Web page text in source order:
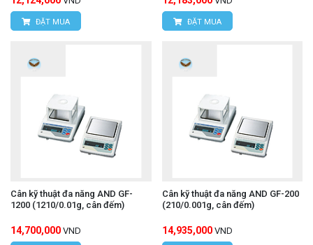
ĐẶT MUA ĐẶT MUA
Cân kỹ thuật đa năng AND GF-
1200 (1210/0.01g, cân đếm)
14,700,000 VND
Cân kỹ thuật đa năng AND GF-200
(210/0.001g, cân đếm)
14,935,000 VND